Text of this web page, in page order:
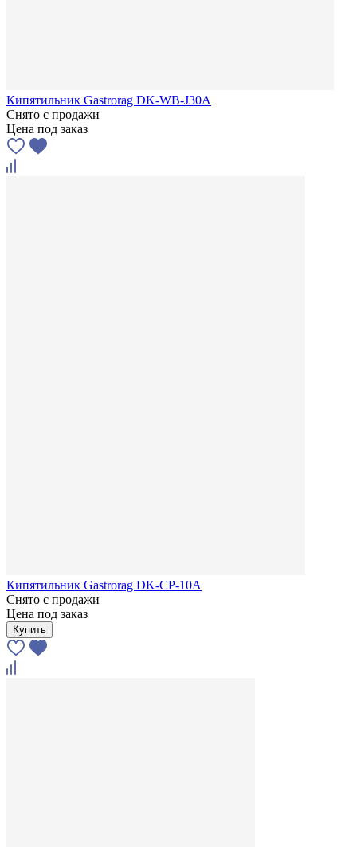
Кипятильник Gastrorag DK-WB-J30A
Снято с продажи
Цена под заказ
Кипятильник Gastrorag DK-CP-10A
Снято с продажи
Цена под заказ
Купить